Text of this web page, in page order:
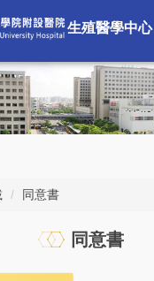
生殖醫學中心
同意書
同意書